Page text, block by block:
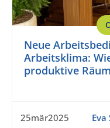
Neue
Arbeitsklima:
produktive
25mär2025 Eva